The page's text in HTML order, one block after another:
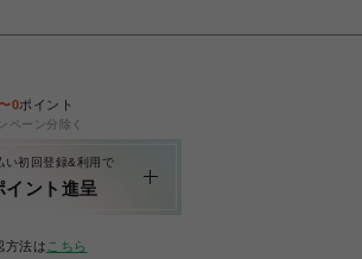
〜0ポイント
ペーン分除く
い初回登録&利用で
ント進呈
方法は こちら